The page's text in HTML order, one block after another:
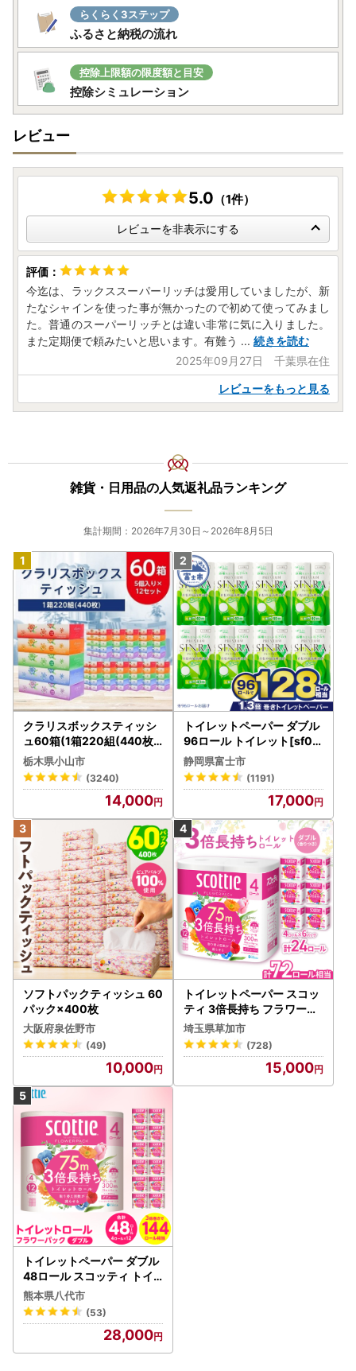
らくらく3ステップ
ふるさと納税の流れ
控除上限額の限度額と目安
控除シミュレーション
レビュー
5.0 （1件）
レビューを非表示にする
今迄は、ラックススーパーリッチは愛用していましたが、新
たなシャインを使った事が無かったので初めて使ってみまし
た。普通のスーパーリッチとは違い非常に気に入りました。
また定期便で頼みたいと思います。有難う ... 続きを読む
2025年09月27日 千葉県在住
レビューをもっと見る
雑貨・日用品の人気返礼品ランキング
集計期間：2026年7月30日～2026年8月5日
クラリスボックスティッシ
ュ60箱(1箱220組(440枚))
(5個入り×12セット)【配送
不可地域：離島・沖縄県】
【1256759】
栃木県小山市
(3240)
14,000
トイレットペーパー ダブル
96ロール トイレット[sf00
1-012]
静岡県富士市
(1191)
17,000
ソフトパックティッシュ 60
パック×400枚
大阪府泉佐野市
(49)
10,000
トイレットペーパー スコッ
ティ 3倍長持ち フラワーパ
ック 4ロール×6P
埼玉県草加市
(728)
15,000
トイレットペーパー ダブル
48ロール スコッティ トイ
レット
熊本県八代市
(53)
28,000